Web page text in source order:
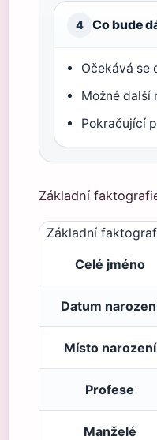
4 Co bude
Očekává se
Možné další
Pokračující
Základní
Základní
Celé jméno
Datum
Místo narození
Profese
Manželé